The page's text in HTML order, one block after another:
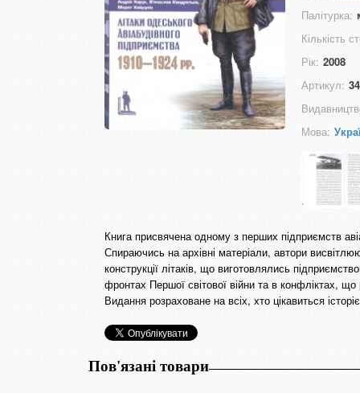
Палітурка:
Кількість
Рік: 2008
Артикул:
Мова:
Книга присвячена одному з перших підприємств
Спираючись на архівні матеріали, автори
конструкції літаків, що виготовлялись
фронтах Першої світової війни та в конфліктах,
Видання розраховане на всіх, хто цікавиться
Пов'язані товари